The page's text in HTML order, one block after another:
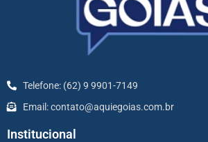
Telefone: (62) 9 9901-7149
Email: contato@aquiegoias.com.br
Institucional